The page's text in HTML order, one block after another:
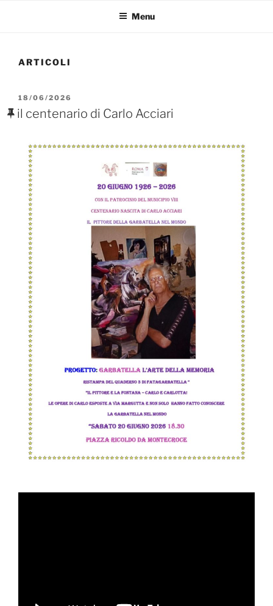
Menu
ARTICOLI
PUBBLICATO
IL
18/06/2026
il centenario di Carlo Acciari